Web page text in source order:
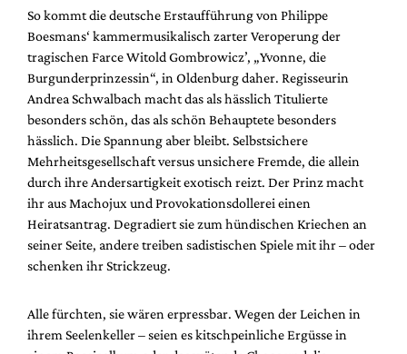
So kommt die deutsche Erstaufführung von Philippe
Boesmans‘ kammermusikalisch zarter Veroperung der
tragischen Farce Witold Gombrowicz’, „Yvonne, die
Burgunderprinzessin“, in Oldenburg daher. Regisseurin
Andrea Schwalbach macht das als hässlich Titulierte
besonders schön, das als schön Behauptete besonders
hässlich. Die Spannung aber bleibt. Selbstsichere
Mehrheitsgesellschaft versus unsichere Fremde, die allein
durch ihre Andersartigkeit exotisch reizt. Der Prinz macht
ihr aus Machojux und Provokationsdollerei einen
Heiratsantrag. Degradiert sie zum hündischen Kriechen an
seiner Seite, andere treiben sadistischen Spiele mit ihr – oder
schenken ihr Strickzeug.
Alle fürchten, sie wären erpressbar. Wegen der Leichen in
ihrem Seelenkeller – seien es kitschpeinliche Ergüsse in